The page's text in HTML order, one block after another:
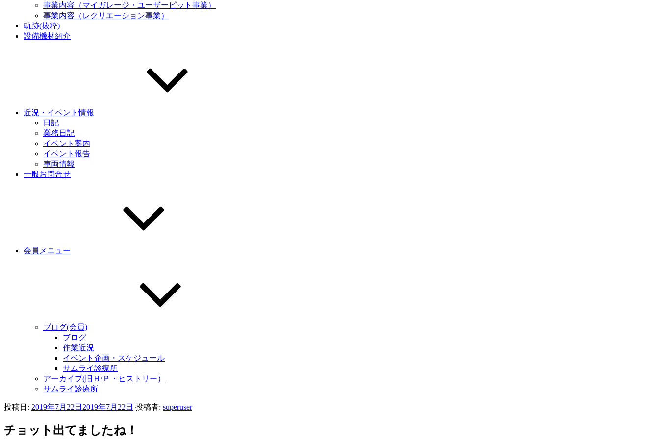
事業内容（マイガレージ・ユーザーピット事業）
事業内容（レクリエーション事業）
軌跡(抜粋)
設備機材紹介
近況・イベント情報
日記
業務日記
イベント案内
イベント報告
車両情報
一般お問合せ
会員メニュー
ブログ(会員)
ブログ
作業近況
イベント企画・スケジュール
サムライ診療所
アーカイブ(旧Ｈ/Ｐ・ヒストリー）
サムライ診療所
投稿日: 2019年7月22日 2019年7月22日 投稿者: superuser
チョット出てましたね！